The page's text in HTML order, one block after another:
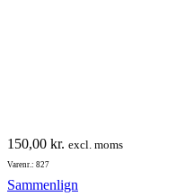
150,00 kr. excl. moms
Varenr.: 827
Sammenlign